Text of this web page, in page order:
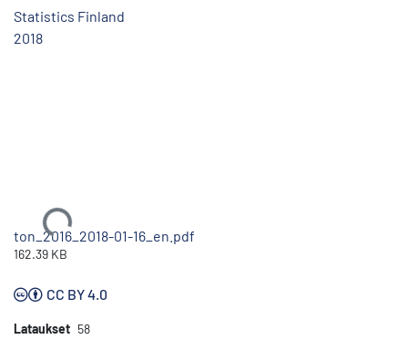
Statistics Finland
2018
Ladataan...
ton_2016_2018-01-16_en.pdf
162.39 KB
CC BY 4.0
Lataukset 58